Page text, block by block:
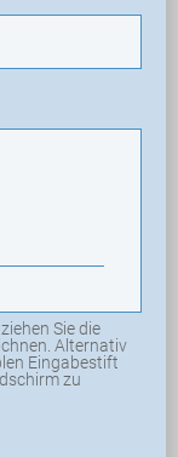
Sie die
Alternativ
Eingabestift
zu